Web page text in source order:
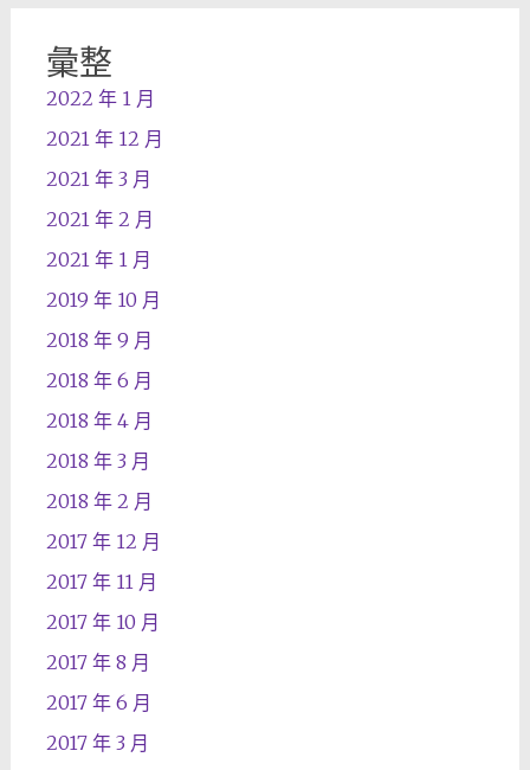
彙整
2022 年 1 月
2021 年 12 月
2021 年 3 月
2021 年 2 月
2021 年 1 月
2019 年 10 月
2018 年 9 月
2018 年 6 月
2018 年 4 月
2018 年 3 月
2018 年 2 月
2017 年 12 月
2017 年 11 月
2017 年 10 月
2017 年 8 月
2017 年 6 月
2017 年 3 月